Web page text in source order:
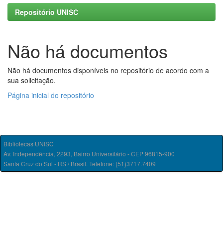
Repositório UNISC
Não há documentos
Não há documentos disponíveis no repositório de acordo com a
sua solicitação.
Página inicial do repositório
Bibliotecas UNISC
Av. Independência, 2293, Bairro Universitário - CEP 96815-900
Santa Cruz do Sul - RS / Brasil. Telefone: (51)3717.7409